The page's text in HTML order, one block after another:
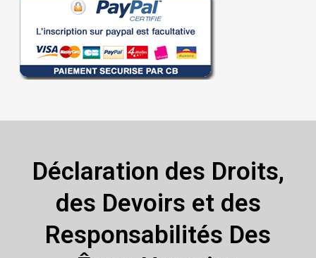
Déclaration des Droits,
des Devoirs et des
Responsabilités Des